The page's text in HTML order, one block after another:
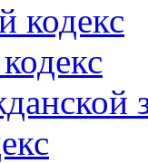
кодекс